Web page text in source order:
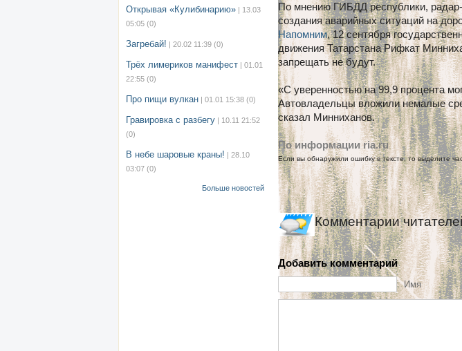
Открывая «Кулибинарию» | 13.03
05:05 (0)
Загребай! | 20.02 11:39 (0)
Трёх лимериков манифест | 01.01
22:55 (0)
Про пищи вулкан | 01.01 15:38 (0)
Гравировка с разбегу | 10.11 21:52
(0)
В небе шаровые краны! | 28.10
03:07 (0)
Больше новостей
По мнению ГИБДД республики,
создания аварийных ситуаций на
Напомним, 12 сентября
движения Татарстана Рифкат
запрещать не будут.
«С уверенностью на 99,9 процента
Автовладельцы вложили немалые
сказал Минниханов.
По информации ria.ru
Если вы обнаружили ошибку в тексте, то выделите
Комментарии
Добавить комментарий
Имя